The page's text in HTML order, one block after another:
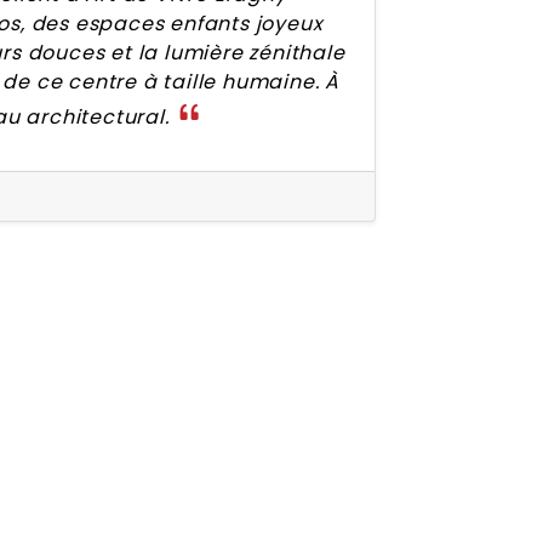
des espaces enfants joyeux
douces et la lumière zénithale
ce centre à taille humaine. À
architectural.